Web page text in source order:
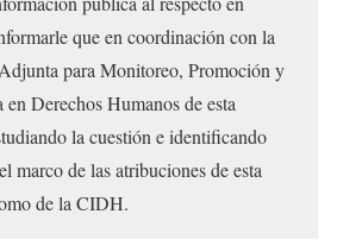
que en coordinación con la
para Monitoreo, Promoción y
Derechos Humanos de esta
la cuestión e identificando
marco de las atribuciones de esta
de la CIDH.